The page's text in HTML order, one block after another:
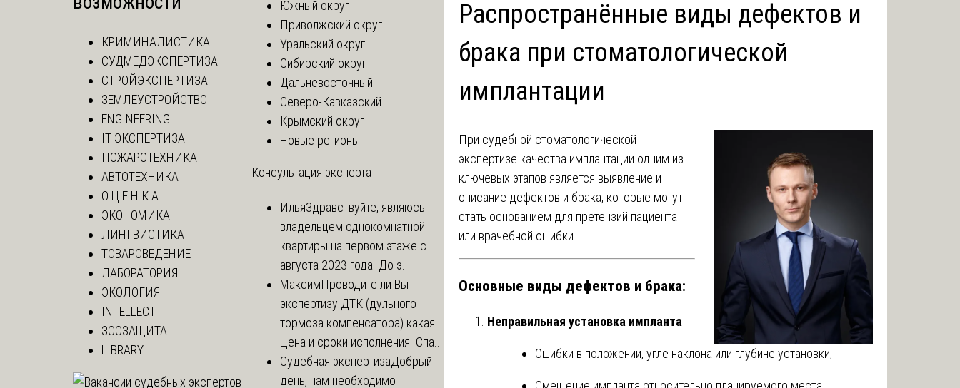
Распространённые виды дефектов и
брака при стоматологической
имплантации
При судебной стоматологической
экспертизе качества имплантации одним из
ключевых этапов является выявление и
описание дефектов и брака, которые могут
стать основанием для претензий пациента
или врачебной ошибки.
Основные виды дефектов и брака:
Неправильная установка импланта
Ошибки в положении, угле наклона или глубине установки;
КРИМИНАЛИСТИКА
СУДМЕДЭКСПЕРТИЗА
СТРОЙЭКСПЕРТИЗА
ЗЕМЛЕУСТРОЙСТВО
ENGINEERING
IT ЭКСПЕРТИЗА
ПОЖАРОТЕХНИКА
АВТОТЕХНИКА
О Ц Е Н К А
ЭКОНОМИКА
ЛИНГВИСТИКА
ТОВАРОВЕДЕНИЕ
ЛАБОРАТОРИЯ
ЭКОЛОГИЯ
INTELLECT
ЗООЗАЩИТА
LIBRARY
Южный округ
Приволжский округ
Уральский округ
Сибирский округ
Дальневосточный
Северо-Кавказский
Крымский округ
Новые регионы
Консультация эксперта
ИльяЗдравствуйте, являюсь
владельцем однокомнатной
квартиры на первом этаже с
августа 2023 года. До э...
МаксимПроводите ли Вы
экспертизу ДТК (дульного
тормоза компенсатора) какая
Цена и сроки исполнения. Спа...
Судебная экспертизаДобрый
день, нам необходимо